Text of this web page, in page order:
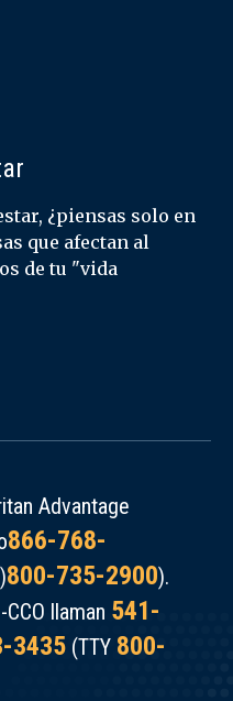
¿piensas solo en
que afectan al
de tu "vida
Advantage
866-768-
800-735-2900).
llaman 541-
3435 (TTY 800-